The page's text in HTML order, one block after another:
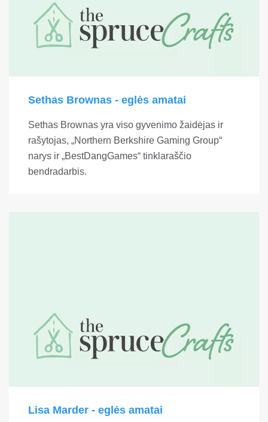
Sethas Brownas - eglės amatai
Sethas Brownas yra viso gyvenimo žaidėjas ir
rašytojas, „Northern Berkshire Gaming Group“
narys ir „BestDangGames“ tinklaraščio
bendradarbis.
Lisa Marder - eglės amatai